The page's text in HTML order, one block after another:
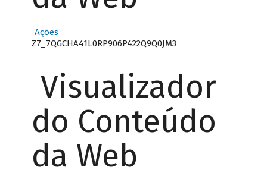
Ações
Z7_7QGCHA41L0RP906P422Q9Q0JM3
Visualizador
do Conteúdo
da Web